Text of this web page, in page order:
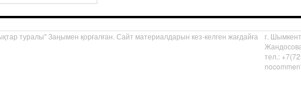
туралы" Заңымен қорғалған. Сайт материалдарын кез-келген жағдайға
г.
тел.: